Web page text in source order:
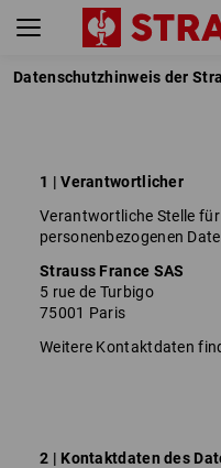
Datenschutzhinweis der
1 | Verantwortlicher
Verantwortliche Stelle
personenbezogenen
Strauss France SAS
5 rue de Turbigo
75001 Paris
Weitere Kontaktdaten
2 | Kontaktdaten des